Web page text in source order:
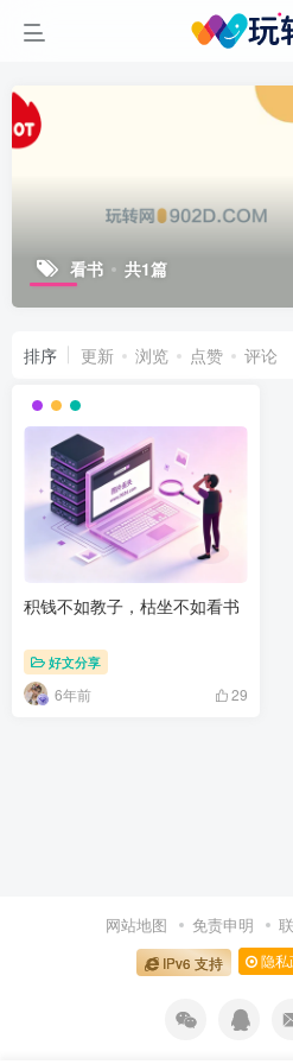
看书 共1篇
排序 更新 浏览 点赞 评论
积钱不如教子，枯坐不如看书
好文分享
6年前 29
网站地图 免责申明
IPv6 支持 隐私